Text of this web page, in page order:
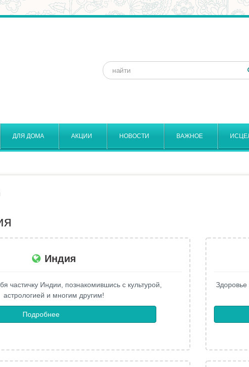
Форма
Поиск
ДЛЯ ДОМА АКЦИИ НОВОСТИ ВАЖНОЕ
Индия
частичку Индии, познакомившись с культурой,
астрологией и многим другим!
Подробнее
Здоровье